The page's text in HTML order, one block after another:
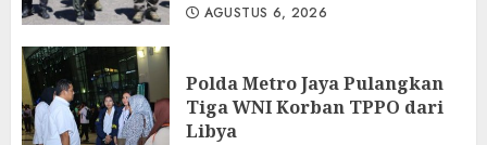
AGUSTUS 6, 2026
Polda Metro Jaya Pulangkan
Tiga WNI Korban TPPO dari
Libya